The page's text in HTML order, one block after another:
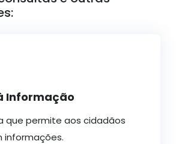
Informação
que permite aos cidadãos
informações.